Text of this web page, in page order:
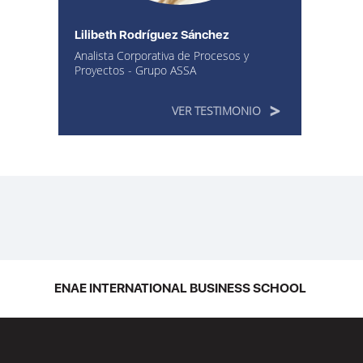
Lilibeth Rodríguez Sánchez
Analista Corporativa de Procesos y
Proyectos - Grupo ASSA
VER TESTIMONIO
ENAE INTERNATIONAL BUSINESS SCHOOL